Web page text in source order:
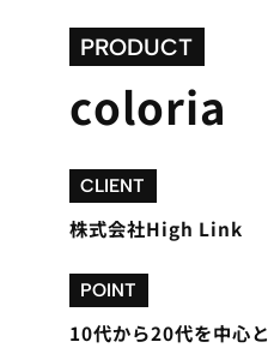
PRODUCT
coloria
CLIENT
株式会社High Link
POINT
10代から20代を中心